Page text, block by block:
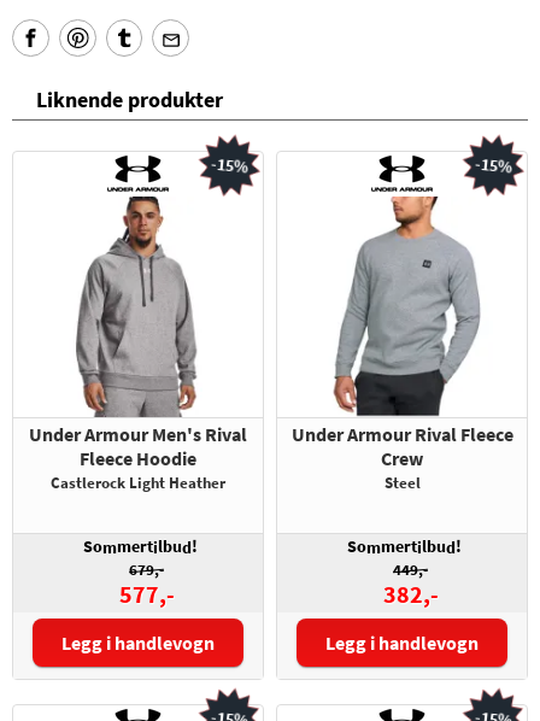
Liknende produkter
Under Armour Men's Rival
Fleece Hoodie
Castlerock Light Heather
Sommertilbud!
679,-
577,-
-15%
Størrelse:
Legg i handlevogn
Under Armour Rival Fleece
Crew
Steel
Sommertilbud!
449,-
382,-
-15%
Størrelse:
Legg i handlevogn